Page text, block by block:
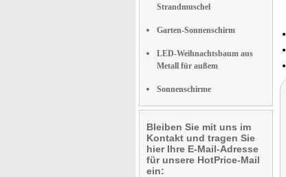
Strandmuschel
Garten-Sonnenschirm
LED-Weihnachtsbaum aus
Metall für außem
Sonnenschirme
Bleiben Sie mit uns im
Kontakt und tragen Sie
hier Ihre E-Mail-Adresse
für unsere HotPrice-Mail
ein: